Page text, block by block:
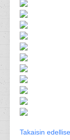
Takaisin